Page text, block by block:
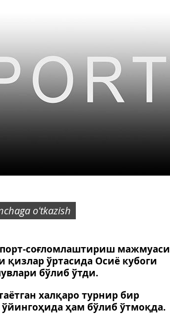
oʻtkazish
соғломлаштириш мажмуаси
ўртасида Осиё кубоги
бўлиб ўтди.
халқаро турнир бир
ўйингоҳида ҳам бўлиб ўтмоқда.